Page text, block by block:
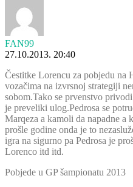
FAN99
27.10.2013. 20:40
Čestitke Lorencu za pobjedu na
vozačima na izvrsnoj strategiji
sobom.Tako se prvenstvo
je preveliki ulog.Pedrosa se
Marqeza a kamoli da napadne a
prošle godine onda je to
igra na sigurno pa Pedrosa je
Lorenco itd itd.
Pobjede u GP šampionatu 2013